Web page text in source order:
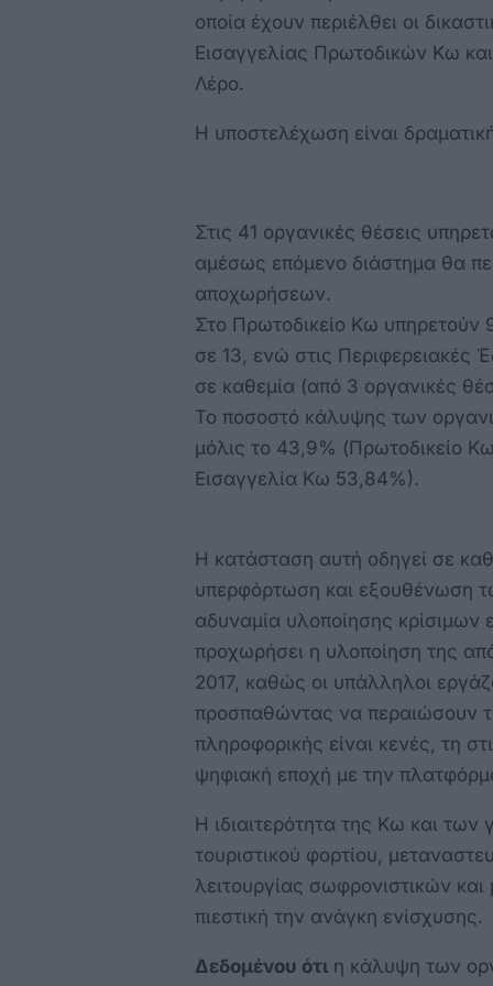
οποία έχουν περιέλθει οι
Εισαγγελίας Πρωτοδικών Κω
Λέρο.
Η υποστελέχωση είναι
Στις 41 οργανικές θέσεις
αμέσως επόμενο διάστημα θα
αποχωρήσεων.
Στο Πρωτοδικείο Κω υπηρετούν
σε 13, ενώ στις Περιφερειακές
σε καθεμία (από 3 οργανικές
Το ποσοστό κάλυψης των
μόλις το 43,9% (Πρωτοδικείο
Εισαγγελία Κω 53,84%).
Η κατάσταση αυτή οδηγεί σε
υπερφόρτωση και εξουθένωση
αδυναμία υλοποίησης κρίσιμων
προχωρήσει η υλοποίηση της
2017, καθώς οι υπάλληλοι
προσπαθώντας να περαιώσουν
πληροφορικής είναι κενές, τη
ψηφιακή εποχή με την
Η ιδιαιτερότητα της Κω και
τουριστικού φορτίου,
λειτουργίας σωφρονιστικών
πιεστική την ανάγκη ενίσχυσης.
Δεδομένου ότι η κάλυψη των